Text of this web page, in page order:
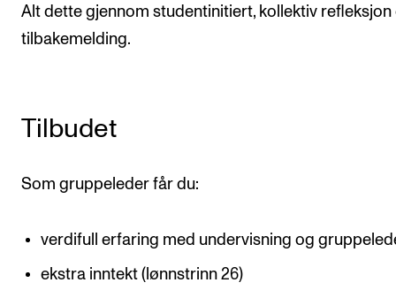
Alt dette gjennom studentinitiert, kollektiv refleksjon
tilbakemelding.
Tilbudet
Som gruppeleder får du:
verdifull erfaring med undervisning og
ekstra inntekt (lønnstrinn 26)